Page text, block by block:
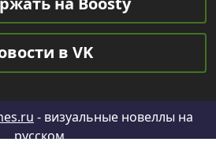
в VK
- визуальные новеллы на
русском